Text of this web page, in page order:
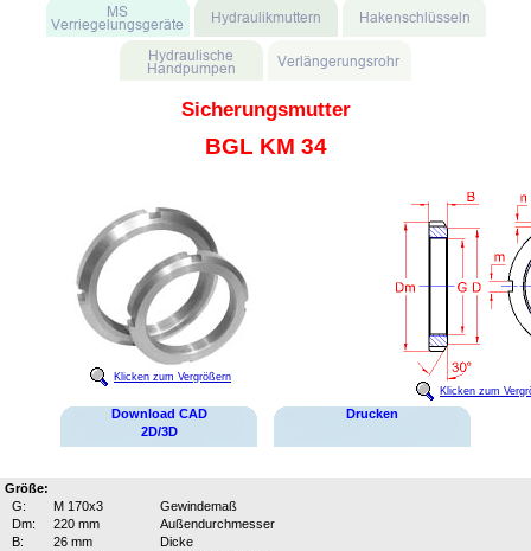
Sicherungsmutter
BGL KM 34
Klicken zum Vergrößern
Klicken zum
Download CAD
2D/3D
Drucken
Größe:
G:
M 170x3
Gewindemaß
Dm:
220 mm
Außendurchmesser
B:
26 mm
Dicke